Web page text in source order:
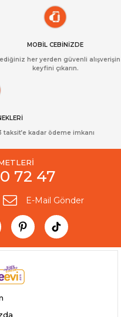
MOBİL CEBİNİZDE
her yerden güvenli alışverişin
keyfini çıkarın.
kadar ödeme imkanı
72 47
E-Mail Gönder